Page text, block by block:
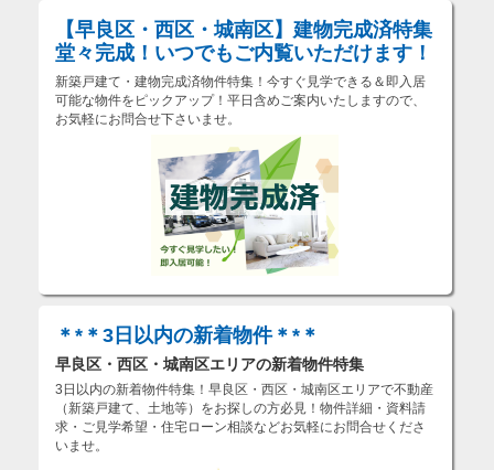
【早良区・西区・城南区】建物完成済特集
堂々完成！いつでもご内覧いただけます！
新築戸建て・建物完成済物件特集！今すぐ見学できる＆即入居
可能な物件をピックアップ！平日含めご案内いたしますので、
お気軽にお問合せ下さいませ。
＊*＊3日以内の新着物件＊*＊
早良区・西区・城南区エリアの新着物件特集
3日以内の新着物件特集！早良区・西区・城南区エリアで不動産
（新築戸建て、土地等）をお探しの方必見！物件詳細・資料請
求・ご見学希望・住宅ローン相談などお気軽にお問合せくださ
いませ。